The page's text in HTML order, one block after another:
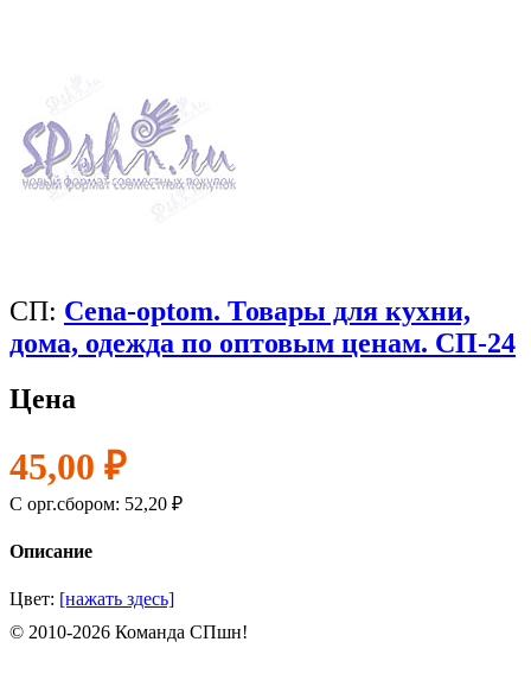
СП: Cena-optom. Товары для кухни,
дома, одежда по оптовым ценам. СП-24
Цена
45,00 ₽
C орг.сбором: 52,20 ₽
Описание
Цвет: [нажать здесь]
© 2010-2026 Команда СПшн!